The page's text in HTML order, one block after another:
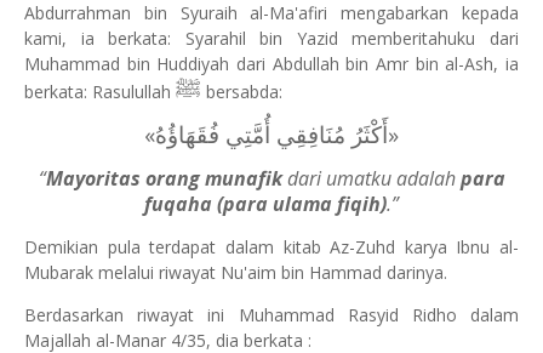
Abdurrahman bin Syuraih al-Ma'afiri mengabarkan kepada
kami, ia berkata: Syarahil bin Yazid memberitahuku dari
Muhammad bin Huddiyah dari Abdullah bin Amr bin al-Ash, ia
berkata: Rasulullah ﷺ bersabda:
«أَكْثَرُ مُنَافِقِي أُمَّتِي فُقَهَاؤُهُ»
“Mayoritas orang munafikdari umatku adalahpara
fuqaha (para ulama fiqih).”
Demikian pula terdapat dalam kitab Az-Zuhd karya Ibnu al-
Mubarak melalui riwayat Nu'aim bin Hammad darinya.
Berdasarkan riwayat ini Muhammad Rasyid Ridho dalam
Majallah al-Manar 4/35, dia berkata :